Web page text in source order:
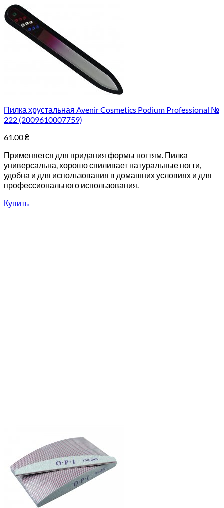
Пилка хрустальная Avenir Cosmetics Podium Professional №
222 (2009610007759)
61.00₴
Применяется для придания формы ногтям. Пилка
универсальна, хорошо спиливает натуральные ногти,
удобна и для использования в домашних условиях и для
профессионального использования.
Купить